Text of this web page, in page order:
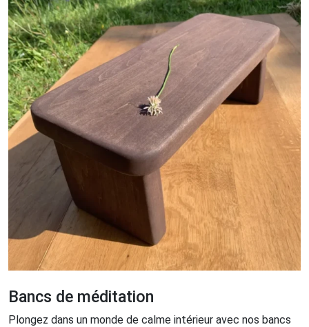
Bancs de méditation
Plongez dans un monde de calme intérieur avec nos bancs